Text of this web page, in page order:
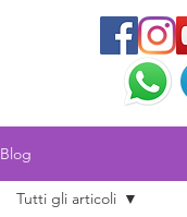
Blog
Tutti gli articoli